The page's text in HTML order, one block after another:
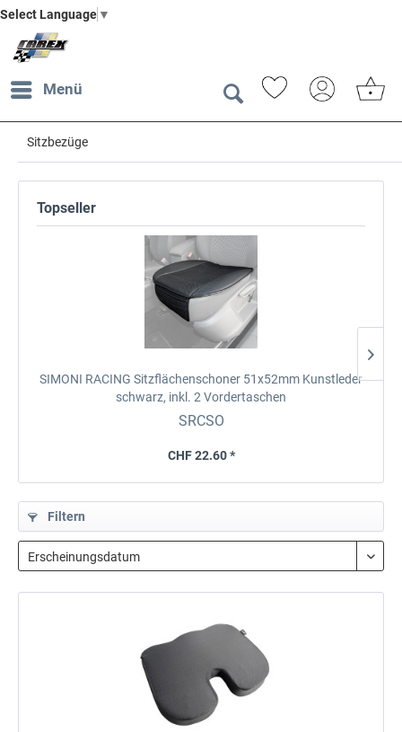
Select Language ▼
Menü
Sitzbezüge
Topseller
SIMONI RACING Sitzflächenschoner 51x52mm Kunstleder
schwarz, inkl. 2 Vordertaschen
SRCSO
CHF 22.60 *
Filtern